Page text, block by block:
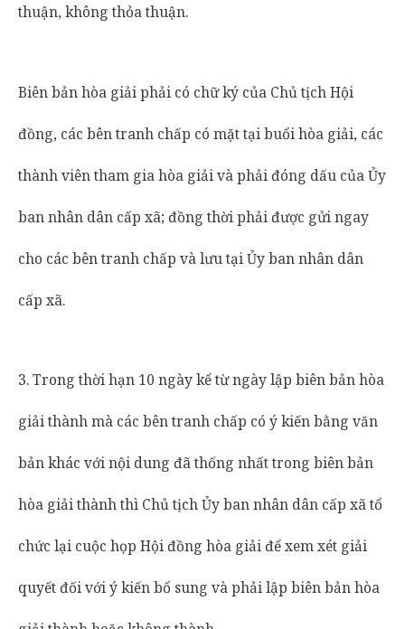
thuận, không thỏa thuận.
Biên bản hòa giải phải có chữ ký của Chủ tịch Hội
đồng, các bên tranh chấp có mặt tại buổi hòa giải, các
thành viên tham gia hòa giải và phải đóng dấu của Ủy
ban nhân dân cấp xã; đồng thời phải được gửi ngay
cho các bên tranh chấp và lưu tại Ủy ban nhân dân
cấp xã.
3. Trong thời hạn 10 ngày kể từ ngày lập biên bản hòa
giải thành mà các bên tranh chấp có ý kiến bằng văn
bản khác với nội dung đã thống nhất trong biên bản
hòa giải thành thì Chủ tịch Ủy ban nhân dân cấp xã tổ
chức lại cuộc họp Hội đồng hòa giải để xem xét giải
quyết đối với ý kiến bổ sung và phải lập biên bản hòa